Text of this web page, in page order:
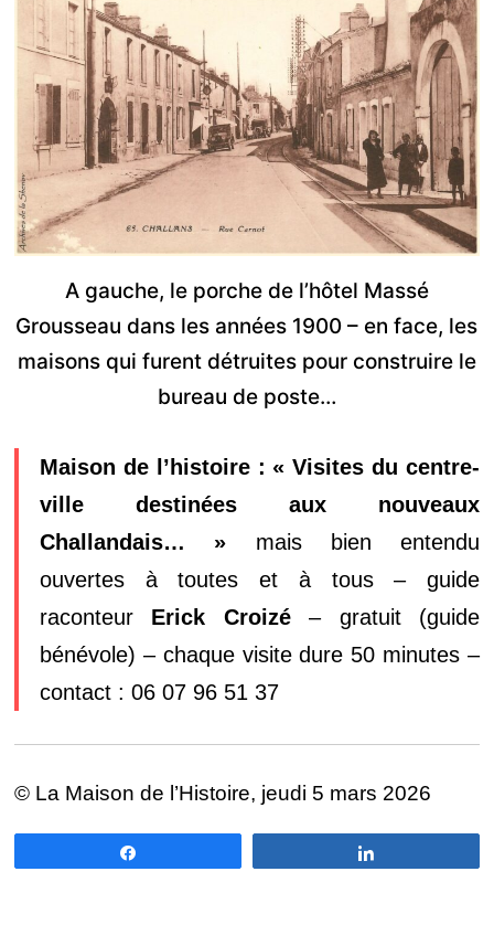
A gauche, le porche de l’hôtel Massé
Grousseau dans les années 1900 – en face, les
maisons qui furent détruites pour construire le
bureau de poste…
Maison de l’histoire : « Visites du centre-
ville destinées aux nouveaux
Challandais… » mais bien entendu
ouvertes à toutes et à tous – guide
raconteur Erick Croizé– gratuit (guide
bénévole) – chaque visite dure 50 minutes –
contact : 06 07 96 51 37
© La Maison de l’Histoire, jeudi 5 mars 2026